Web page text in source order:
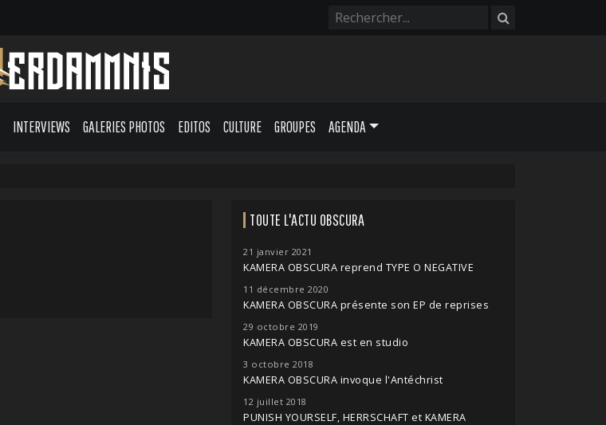
INTERVIEWS GALERIES PHOTOS EDITOS CULTURE GROUPES AGENDA
TOUTE L'ACTU OBSCURA
21 janvier 2021
KAMERA OBSCURA reprend TYPE O NEGATIVE
11 décembre 2020
KAMERA OBSCURA présente son EP de reprises
29 octobre 2019
KAMERA OBSCURA est en studio
3 octobre 2018
KAMERA OBSCURA invoque l'Antéchrist
12 juillet 2018
PUNISH YOURSELF, HERRSCHAFT et KAMERA